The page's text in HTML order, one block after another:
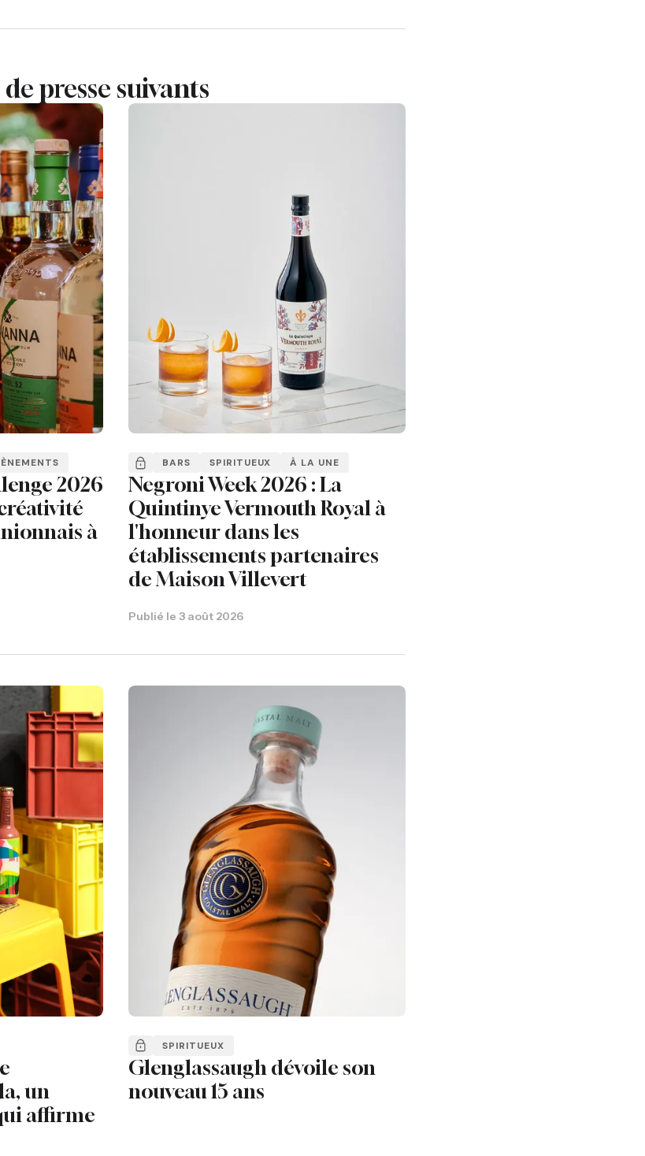
presse suivants
2026
à
BARS SPIRITUEUX À LA UNE
Negroni Week 2026 : La
Quintinye Vermouth Royal à
l'honneur dans les
établissements partenaires
de Maison Villevert
Publié le 3 août 2026
un
affirme
SPIRITUEUX
Glenglassaugh dévoile son
nouveau 15 ans